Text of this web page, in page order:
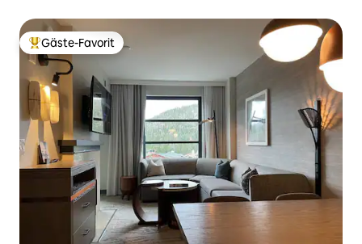
Beliebter Gäste-Favorit.
Gäste-Favorit